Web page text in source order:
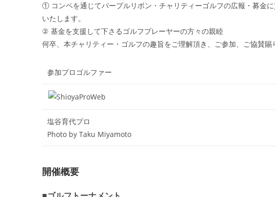
① コンペを通じてパープルリボン・チャリティーゴルフの広報・募金
いたします。
② 基金を支援して下さるゴルフプレーヤーの方々の親睦
何卒、本チャリティー・ゴルフの趣旨をご理解頂き、ご参加、ご協賛賜
参加プロゴルファー
塩谷育代プロ
Photo by Taku Miyamoto
開催概要